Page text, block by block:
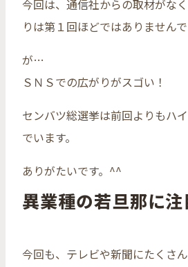
今回は、通信社からの取材がな
りは第１回ほどではありませんで
が…
ＳＮＳでの広がりがスゴい！
センバツ総選挙は前回よりもハ
でいます。
ありがたいです。^^
異業種の若旦那に注
今回も、テレビや新聞にたくさ